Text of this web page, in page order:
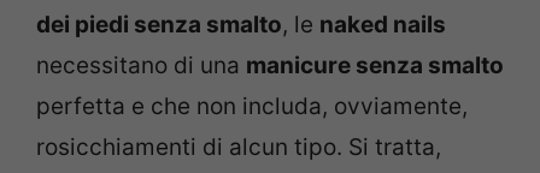
dei piedi senza smalto, le naked nails
necessitano di una manicure senza smalto
perfetta e che non includa, ovviamente,
rosicchiamenti di alcun tipo. Si tratta,